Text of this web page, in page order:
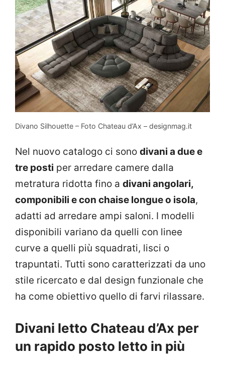
Divano Silhouette – Foto Chateau d’Ax – designmag.it
Nel nuovo catalogo ci sono divani a due e
tre posti per arredare camere dalla
metratura ridotta fino a divani angolari,
componibili e con chaise longue o isola,
adatti ad arredare ampi saloni. I modelli
disponibili variano da quelli con linee
curve a quelli più squadrati, lisci o
trapuntati. Tutti sono caratterizzati da uno
stile ricercato e dal design funzionale che
ha come obiettivo quello di farvi rilassare.
Divani letto Chateau d’Ax per
un rapido posto letto in più